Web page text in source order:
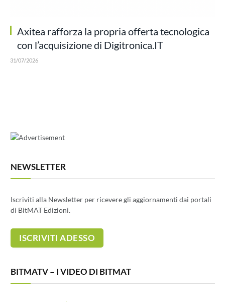
Axitea rafforza la propria offerta tecnologica
con l’acquisizione di Digitronica.IT
31/07/2026
NEWSLETTER
Iscriviti alla Newsletter per ricevere gli aggiornamenti dai portali
di BitMAT Edizioni.
BITMATV – I VIDEO DI BITMAT